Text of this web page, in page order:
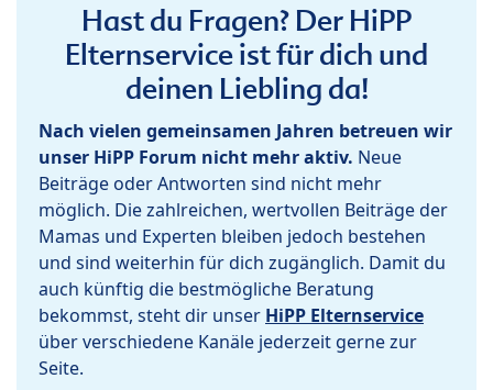
Hast du Fragen? Der HiPP
Elternservice ist für dich und
deinen Liebling da!
Nach vielen gemeinsamen Jahren betreuen wir
unser HiPP Forum nicht mehr aktiv. Neue
Beiträge oder Antworten sind nicht mehr
möglich. Die zahlreichen, wertvollen Beiträge der
Mamas und Experten bleiben jedoch bestehen
und sind weiterhin für dich zugänglich. Damit du
auch künftig die bestmögliche Beratung
bekommst, steht dir unser HiPP Elternservice
über verschiedene Kanäle jederzeit gerne zur
Seite.